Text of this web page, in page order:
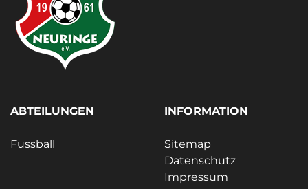
ABTEILUNGEN
Fussball
INFORMATION
Sitemap
Datenschutz
Impressum